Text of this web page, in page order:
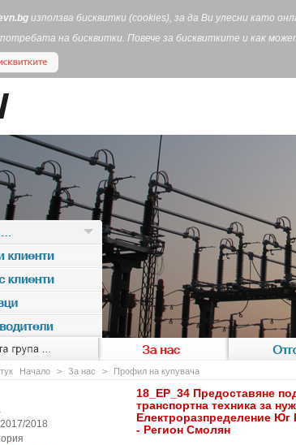
използва бисквитки (cookies), за да Ви улесни като
на бисквитки. Повече за бисквитките и как
група ... За нас
EVN for
за ...
клиенти
клиенти
Начало > За нас > Профил на купувача
18_ЕР_34 Предоставяне
транспортна техника за
Електроразпределение
- Регион Смолян
2018